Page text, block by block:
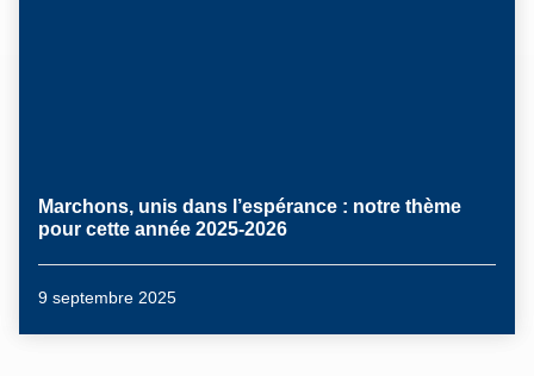
Marchons, unis dans l’espérance : notre thème
pour cette année 2025-2026
9 septembre 2025